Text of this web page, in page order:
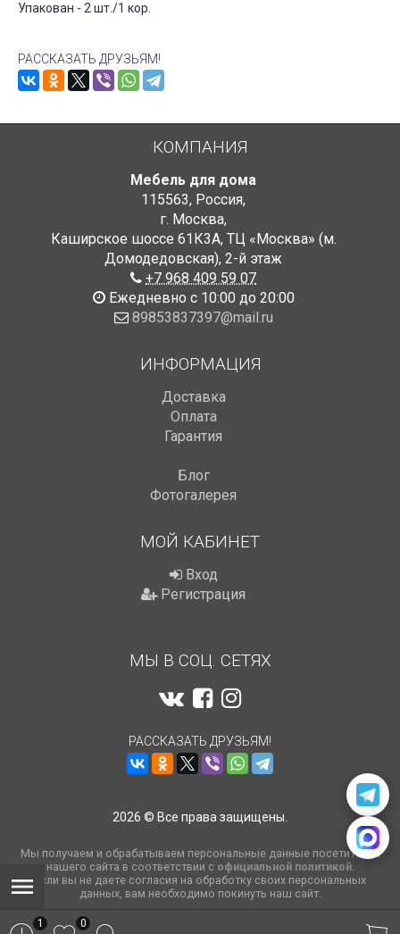
Упакован - 2 шт./1 кор.
РАССКАЗАТЬ ДРУЗЬЯМ!
КОМПАНИЯ
Мебель для дома
115563, Россия,
г. Москва,
Каширское шоссе 61К3А, ТЦ «Москва» (м.
Домодедовская), 2-й этаж
+7 968 409 59 07
Ежедневно с 10:00 до 20:00
89853837397@mail.ru
ИНФОРМАЦИЯ
Доставка
Оплата
Гарантия
Блог
Фотогалерея
МОЙ КАБИНЕТ
Вход
Регистрация
МЫ В СОЦ. СЕТЯХ
РАССКАЗАТЬ ДРУЗЬЯМ!
2026 © Все права защищены.
Мы получаем и обрабатываем персональные данные посетителей
нашего сайта в соответствии с официальной политикой.
Если вы не даете согласия на обработку своих персональных
данных, вам необходимо покинуть наш сайт.
1 0